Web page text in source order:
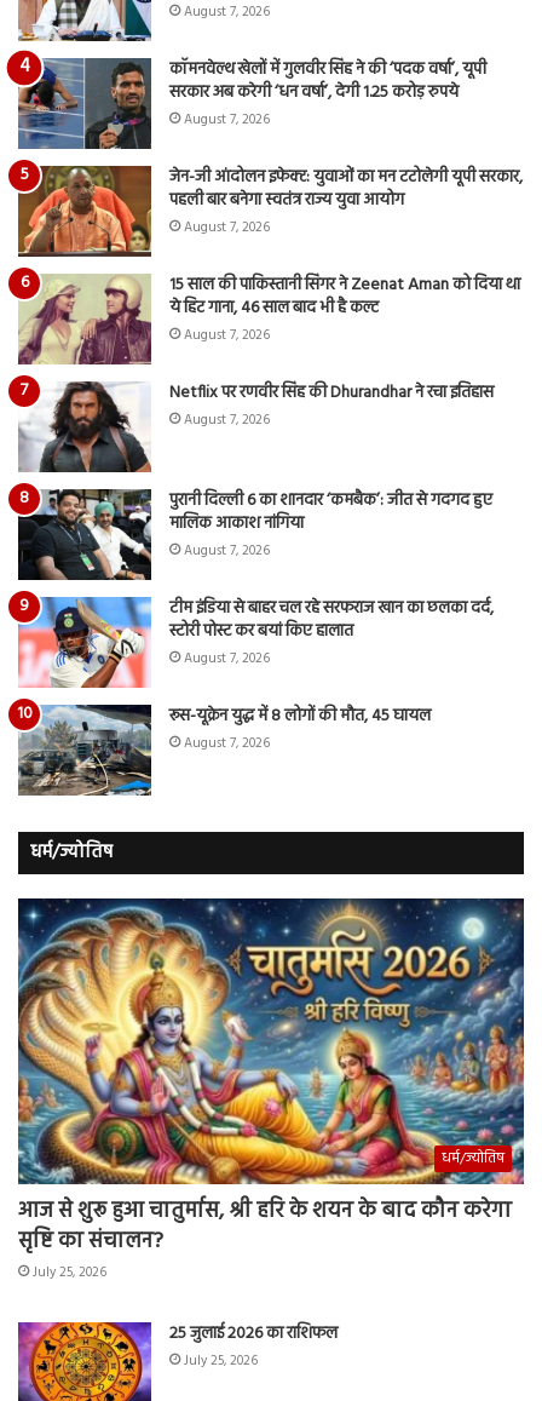
August 7, 2026
कॉमनवेल्थ खेलों में गुलवीर सिंह ने की ‘पदक वर्षा’, यूपी
सरकार अब करेगी ‘धन वर्षा’, देगी 1.25 करोड़ रुपये
August 7, 2026
जेन-जी आंदोलन इफेक्ट: युवाओं का मन टटोलेगी यूपी सरकार,
पहली बार बनेगा स्वतंत्र राज्य युवा आयोग
August 7, 2026
15 साल की पाकिस्तानी सिंगर ने Zeenat Aman को दिया था
ये हिट गाना, 46 साल बाद भी है कल्ट
August 7, 2026
Netflix पर रणवीर सिंह की Dhurandhar ने रचा इतिहास
August 7, 2026
पुरानी दिल्ली 6 का शानदार ‘कमबैक’: जीत से गदगद हुए
मालिक आकाश नांगिया
August 7, 2026
टीम इंडिया से बाहर चल रहे सरफराज खान का छलका दर्द,
स्टोरी पोस्ट कर बयां किए हालात
August 7, 2026
रूस-यूक्रेन युद्ध में 8 लोगों की मौत, 45 घायल
August 7, 2026
धर्म/ज्योतिष
धर्म/ज्योतिष
आज से शुरू हुआ चातुर्मास, श्री हरि के शयन के बाद कौन करेगा
सृष्टि का संचालन?
July 25, 2026
25 जुलाई 2026 का राशिफल
July 25, 2026